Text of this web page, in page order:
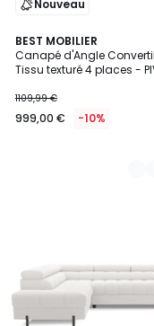
Nouveau
BEST MOBILIER
Canapé d'Angle
Tissu texturé 4 places -
1109,99 €
999,00 € -10%
7
Couleurs